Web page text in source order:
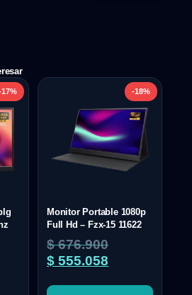
17% -18%
Monitor Portable 1080p
Full Hd – Fzx-15 11622
$676.900
$ 555.058